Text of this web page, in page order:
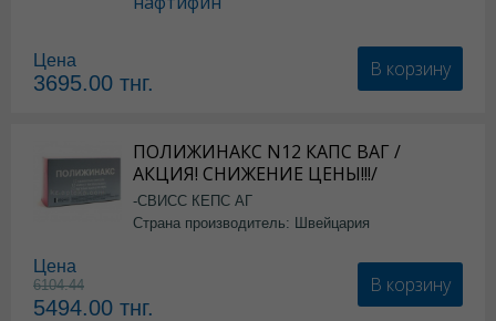
Цена
3695.00 тнг.
В корзину
ПОЛИЖИНАКС N12 КАПС ВАГ /
АКЦИЯ! СНИЖЕНИЕ ЦЕНЫ!!!/
-СВИСС КЕПС АГ
Страна производитель: Швейцария
Цена
6104.44
5494.00 тнг.
В корзину